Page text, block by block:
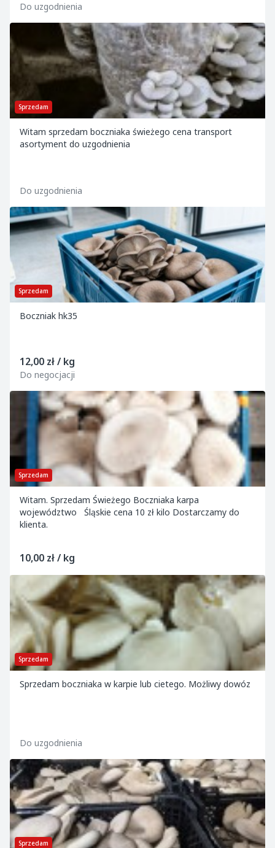
Do uzgodnienia
Sprzedam
Witam sprzedam boczniaka świeżego cena transport
asortyment do uzgodnienia
Do uzgodnienia
Sprzedam
Boczniak hk35
12,00 zł / kg
Do negocjacji
Sprzedam
Witam. Sprzedam Świeżego Boczniaka karpa
województwo Śląskie cena 10 zł kilo Dostarczamy do
klienta.
10,00 zł / kg
Sprzedam
Sprzedam boczniaka w karpie lub cietego. Możliwy dowóz
Do uzgodnienia
Sprzedam